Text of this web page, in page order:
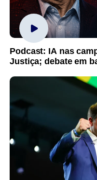
Podcast: IA nas
Justiça; debate em